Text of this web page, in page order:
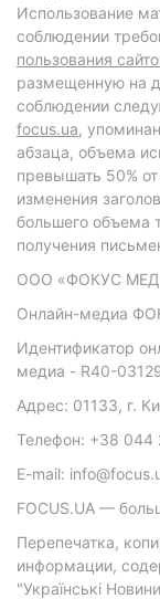
Использование
соблюдении
пользования
размещенную на
соблюдении
focus.ua,
абзаца, объема
превышать 50%
изменения
большего объема
получения
ООО «ФОКУС
Онлайн-медиа
Идентификатор
медиа - R40-
Адрес: 01133, г.
Телефон: +38 044
E-mail:
FOCUS.UA —
Перепечатка,
информации,
"Українські